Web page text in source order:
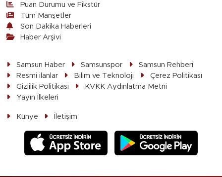
Puan Durumu ve Fikstür
Tüm Manşetler
Son Dakika Haberleri
Haber Arşivi
Samsun Haber Samsunspor
Samsun Rehberi
Resmi ilanlar
Bilim ve Teknoloji
Çerez Politikası
Gizlilik Politikası
KVKK Aydınlatma Metni
Yayın İlkeleri
Künye İletişim